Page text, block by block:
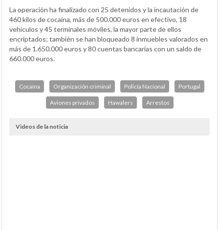
La operación ha finalizado con 25 detenidos y la incautación de
460 kilos de cocaína, más de 500.000 euros en efectivo, 18
vehículos y 45 terminales móviles, la mayor parte de ellos
encriptados; también se han bloqueado 8 inmuebles valorados en
más de 1.650.000 euros y 80 cuentas bancarias con un saldo de
660.000 euros.
Cocaína Organización criminal Policía Nacional Portugal
Aviones privados Hawalers Arrestos
Videos de la noticia